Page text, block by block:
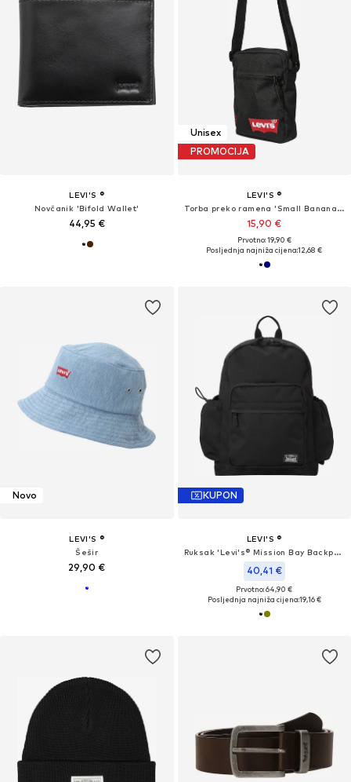
LEVI'S ®
Novčanik 'Bifold Wallet'
44,95 €
Unisex
PROMOCIJA
LEVI'S ®
Torba preko ramena 'Small Banana Sling - Wordmark'
15,90 €
Prvotno: 19,90 €
Posljednja najniža cijena:12,68 €
Novo
LEVI'S ®
Šešir
29,90 €
KUPON
LEVI'S ®
Ruksak 'Levi's® Mission Bay Backpack'
40,41 €
Prvotno: 64,90 €
Posljednja najniža cijena:19,16 €